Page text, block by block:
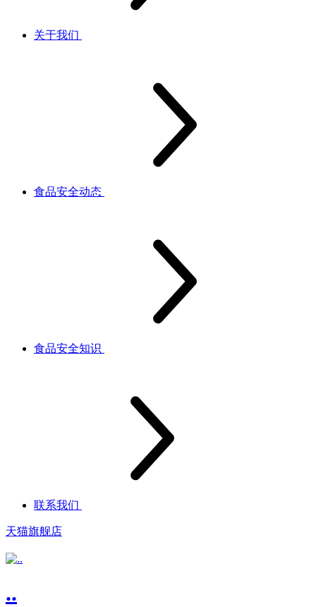
关于我们
食品安全动态
食品安全知识
联系我们
天猫旗舰店
..